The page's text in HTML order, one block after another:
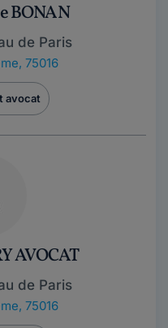
BONAN
de Paris
75016
avocat
AVOCAT
de Paris
75016